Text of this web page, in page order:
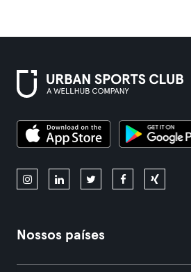
Nossos países